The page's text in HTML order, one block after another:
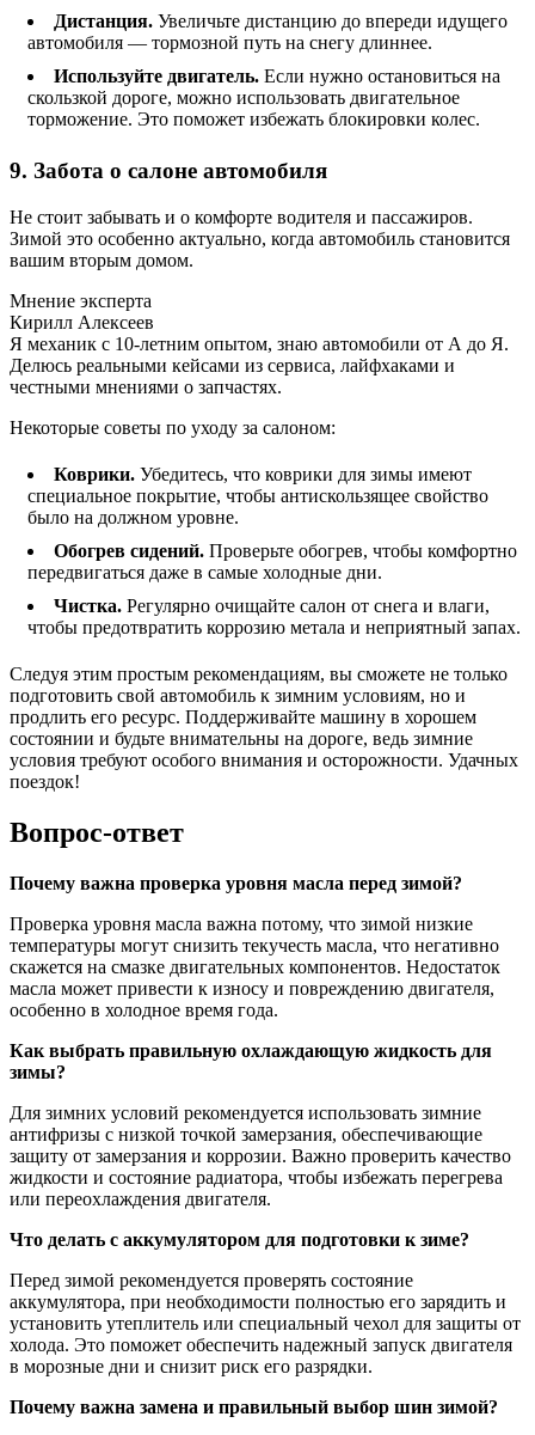
Дистанция. Увеличьте дистанцию до впереди идущего
автомобиля — тормозной путь на снегу длиннее.
Используйте двигатель. Если нужно остановиться на
скользкой дороге, можно использовать двигательное
торможение. Это поможет избежать блокировки колес.
9. Забота о салоне автомобиля
Не стоит забывать и о комфорте водителя и пассажиров.
Зимой это особенно актуально, когда автомобиль становится
вашим вторым домом.
Мнение эксперта
Кирилл Алексеев
Я механик с 10-летним опытом, знаю автомобили от А до Я.
Делюсь реальными кейсами из сервиса, лайфхаками и
честными мнениями о запчастях.
Некоторые советы по уходу за салоном:
Коврики. Убедитесь, что коврики для зимы имеют
специальное покрытие, чтобы антискользящее свойство
было на должном уровне.
Обогрев сидений. Проверьте обогрев, чтобы комфортно
передвигаться даже в самые холодные дни.
Чистка. Регулярно очищайте салон от снега и влаги,
чтобы предотвратить коррозию метала и неприятный запах.
Следуя этим простым рекомендациям, вы сможете не только
подготовить свой автомобиль к зимним условиям, но и
продлить его ресурс. Поддерживайте машину в хорошем
состоянии и будьте внимательны на дороге, ведь зимние
условия требуют особого внимания и осторожности. Удачных
поездок!
Вопрос-ответ
Почему важна проверка уровня масла перед зимой?
Проверка уровня масла важна потому, что зимой низкие
температуры могут снизить текучесть масла, что негативно
скажется на смазке двигательных компонентов. Недостаток
масла может привести к износу и повреждению двигателя,
особенно в холодное время года.
Как выбрать правильную охлаждающую жидкость для
зимы?
Для зимних условий рекомендуется использовать зимние
антифризы с низкой точкой замерзания, обеспечивающие
защиту от замерзания и коррозии. Важно проверить качество
жидкости и состояние радиатора, чтобы избежать перегрева
или переохлаждения двигателя.
Что делать с аккумулятором для подготовки к зиме?
Перед зимой рекомендуется проверять состояние
аккумулятора, при необходимости полностью его зарядить и
установить утеплитель или специальный чехол для защиты от
холода. Это поможет обеспечить надежный запуск двигателя
в морозные дни и снизит риск его разрядки.
Почему важна замена и правильный выбор шин зимой?